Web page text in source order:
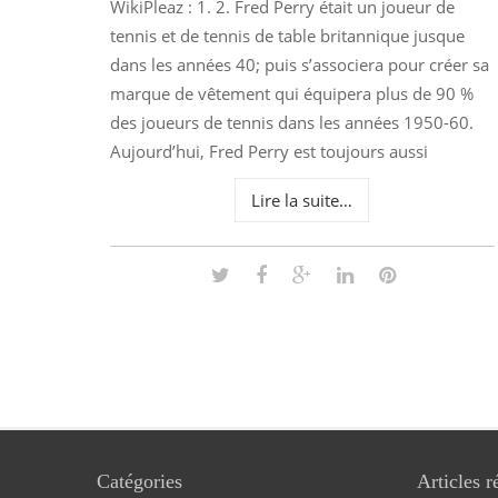
WikiPleaz : 1. 2. Fred Perry était un joueur de
tennis et de tennis de table britannique jusque
dans les années 40; puis s’associera pour créer sa
marque de vêtement qui équipera plus de 90 %
des joueurs de tennis dans les années 1950-60.
Aujourd’hui, Fred Perry est toujours aussi
Lire la suite…
Catégories Articles